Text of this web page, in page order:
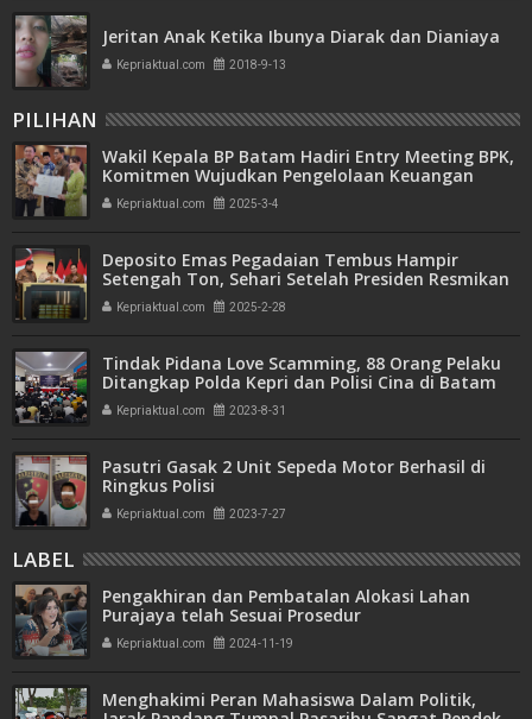
Jeritan Anak Ketika Ibunya Diarak dan Dianiaya
Kepriaktual.com 2018-9-13
PILIHAN
Wakil Kepala BP Batam Hadiri Entry Meeting BPK,
Komitmen Wujudkan Pengelolaan Keuangan
Transparan dan Akuntabel
Kepriaktual.com 2025-3-4
Deposito Emas Pegadaian Tembus Hampir
Setengah Ton, Sehari Setelah Presiden Resmikan
Bank Emas
Kepriaktual.com 2025-2-28
Tindak Pidana Love Scamming, 88 Orang Pelaku
Ditangkap Polda Kepri dan Polisi Cina di Batam
Kepriaktual.com 2023-8-31
Pasutri Gasak 2 Unit Sepeda Motor Berhasil di
Ringkus Polisi
Kepriaktual.com 2023-7-27
LABEL
Pengakhiran dan Pembatalan Alokasi Lahan
Purajaya telah Sesuai Prosedur
Kepriaktual.com 2024-11-19
Menghakimi Peran Mahasiswa Dalam Politik,